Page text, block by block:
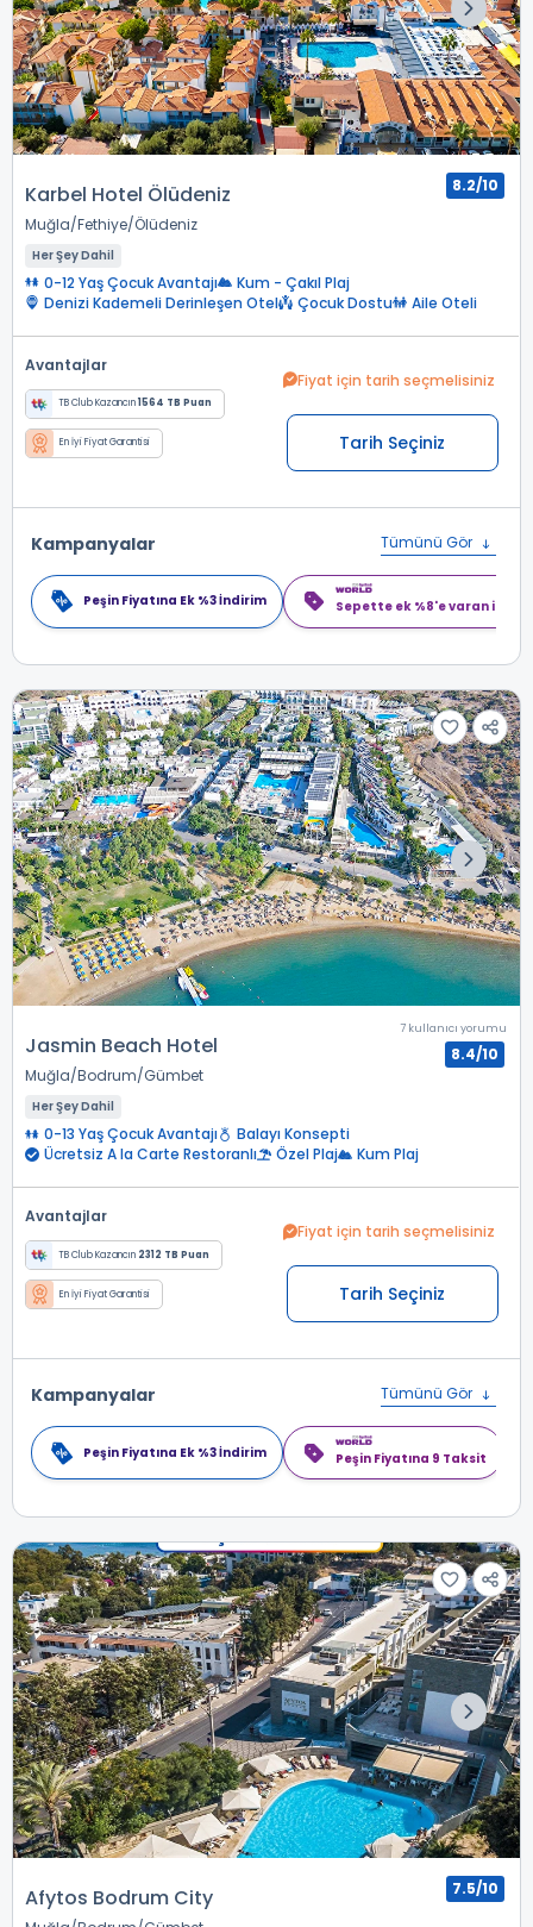
Karbel Hotel Ölüdeniz
Muğla Fethiye Ölüdeniz
8.2/10
Her Şey Dahil
0-12 Yaş Çocuk Avantajı
Kum - Çakıl Plaj
Denizi Kademeli Derinleşen Otel
Çocuk Dostu Aile Oteli
Avantajlar
TB Club Kazancın1564 TB Puan
En İyi Fiyat Garantisi
Fiyat için tarih seçmelisiniz
Tarih Seçiniz
Kampanyalar Tümünü Gör
Peşin Fiyatına Ek %3 İndirim Sepette ek %8'e varan
Jasmin Beach Hotel
Muğla Bodrum Gümbet
7 kullanıcı yorumu
8.4/10
Her Şey Dahil
0-13 Yaş Çocuk Avantajı
Balayı Konsepti
Ücretsiz A la Carte Restoranlı
Özel Plaj Kum Plaj
Avantajlar
TB Club Kazancın 2312 TB Puan
En İyi Fiyat Garantisi
Fiyat için tarih seçmelisiniz
Tarih Seçiniz
Kampanyalar Tümünü Gör
Peşin Fiyatına Ek %3 İndirim Peşin Fiyatına 9 Taksit
Afytos Bodrum City 7.5/10